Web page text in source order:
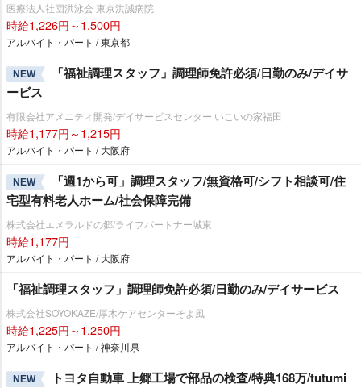
医療法人社団洪泳会 東京洪誠病院
時給1,226円～1,500円
アルバイト・パート / 東京都
NEW
「福祉調理スタッフ」調理師免許必須/日勤のみ/デイサ
ービス
有限会社アメニティ開発/デイサービスセンター いこいの家福田
時給1,177円～1,215円
アルバイト・パート / 大阪府
NEW
「週1から可」調理スタッフ/無資格可/シフト相談可/住
宅型有料老人ホーム/社会保障完備
株式会社エメラルドの郷/ライフパートナー城東
時給1,177円
アルバイト・パート / 大阪府
「福祉調理スタッフ」調理師免許必須/日勤のみ/デイサービス
株式会社SOYOKAZE/厚木ケアセンターそよ風
時給1,225円～1,250円
アルバイト・パート / 神奈川県
NEW トヨタ自動車 上郷工場で部品の検査/特典168万/tutumi